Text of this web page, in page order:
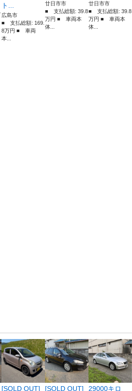
ト...
広島市
■ 支払総額: 169.
8万円 ■ 車両
本...
廿日市市
■ 支払総額: 39.8
万円 ■ 車両本
体...
廿日市市
■ 支払総額: 39.8
万円 ■ 車両本
体...
[SOLD OUT]
[SOLD OUT]
29000キロ